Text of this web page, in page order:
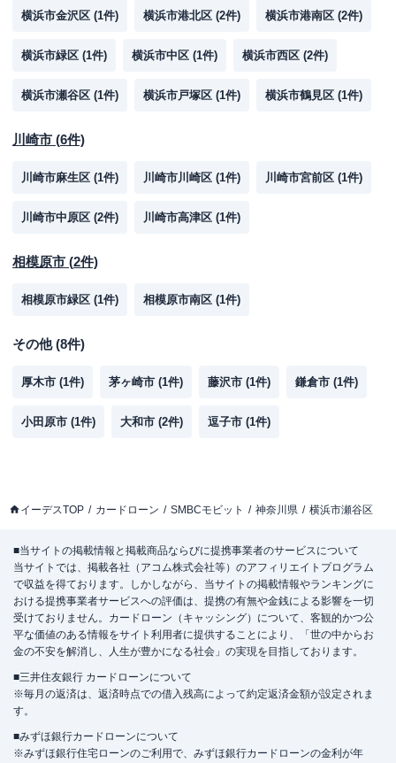
横浜市金沢区 (1件) 横浜市港北区 (2件) 横浜市港南区 (2件)
横浜市緑区 (1件) 横浜市中区 (1件) 横浜市西区 (2件)
横浜市瀬谷区 (1件) 横浜市戸塚区 (1件) 横浜市鶴見区 (1件)
川崎市 (6件)
川崎市麻生区 (1件) 川崎市川崎区 (1件) 川崎市宮前区 (1件)
川崎市中原区 (2件) 川崎市高津区 (1件)
相模原市 (2件)
相模原市緑区 (1件) 相模原市南区 (1件)
その他(8件)
厚木市 (1件) 茅ヶ崎市 (1件) 藤沢市 (1件) 鎌倉市 (1件)
小田原市 (1件) 大和市 (2件) 逗子市 (1件)
イーデスTOP カードローン SMBCモビット 神奈川県 横浜市瀬谷区
■当サイトの掲載情報と掲載商品ならびに提携事業者のサービスについて
当サイトでは、掲載各社（アコム株式会社等）のアフィリエイトプログラム
で収益を得ております。しかしながら、当サイトの掲載情報やランキングに
おける提携事業者サービスへの評価は、提携の有無や金銭による影響を一切
受けておりません。カードローン（キャッシング）について、客観的かつ公
平な価値のある情報をサイト利用者に提供することにより、「世の中からお
金の不安を解消し、人生が豊かになる社会」の実現を目指しております。
■三井住友銀行 カードローンについて
※毎月の返済は、返済時点での借入残高によって約定返済金額が設定されま
す。
■みずほ銀行カードローンについて
※みずほ銀行住宅ローンのご利用で、みずほ銀行カードローンの金利が年